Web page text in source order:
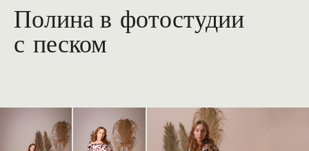
Полина в фотостудии
с песком